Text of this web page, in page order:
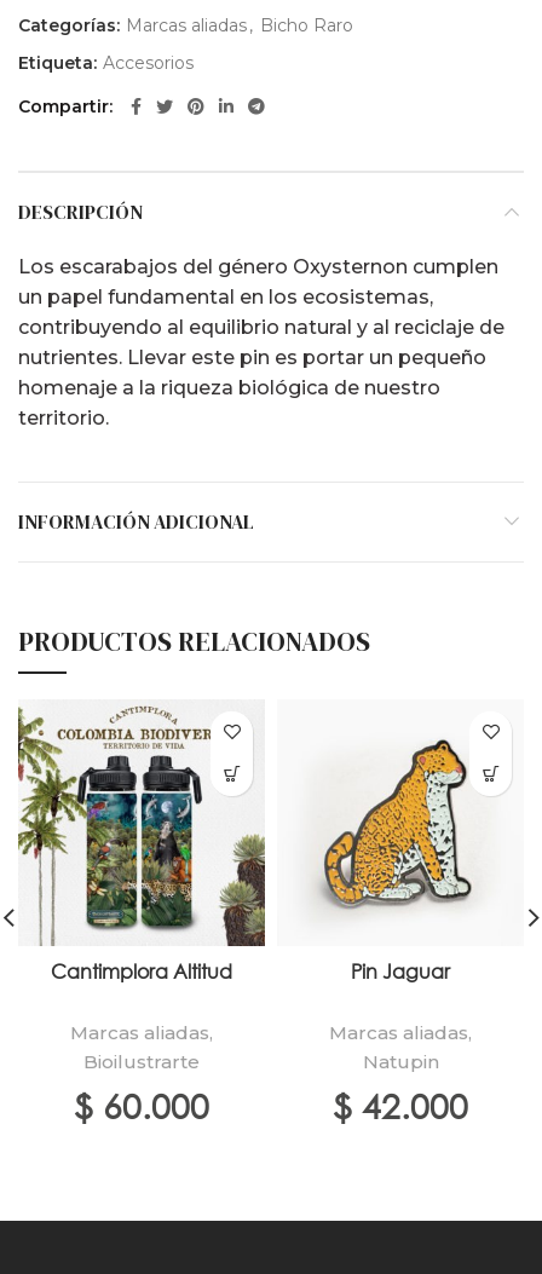
Categorías: Marcas aliadas, Bicho Raro
Etiqueta: Accesorios
Compartir
DESCRIPCIÓN
Los escarabajos del género Oxysternon cumplen
un papel fundamental en los ecosistemas,
contribuyendo al equilibrio natural y al reciclaje de
nutrientes. Llevar este pin es portar un pequeño
homenaje a la riqueza biológica de nuestro
territorio.
INFORMACIÓN ADICIONAL
PRODUCTOS RELACIONADOS
Cantimplora Altitud
Marcas aliadas,
Bioilustrarte
$ 60.000
Pin Jaguar
Marcas aliadas,
Natupin
$ 42.000